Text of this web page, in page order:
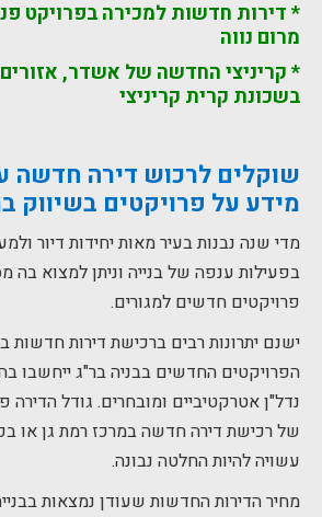
מרום נווה
* קריניצי החדשה של אשדר,
בשכונת קרית קריניצי
שוקלים לרכוש דירה חדשה
מידע על פרויקטים בשיווק
מדי שנה נבנות בעיר מאות יחידות דיור
בפעילות ענפה של בנייה וניתן למצוא בה
פרויקטים חדשים למגורים.
ישנם יתרונות רבים ברכישת דירות חדשות
הפרויקטים החדשים בבניה בר"ג ייחשבו
נדל"ן אטרקטיביים ומובחרים. גודל הדירה
של רכישת דירה חדשה במרכז רמת גן או
עשויה להיות החלטה נבונה.
מחיר הדירות החדשות שעודן נמצאות